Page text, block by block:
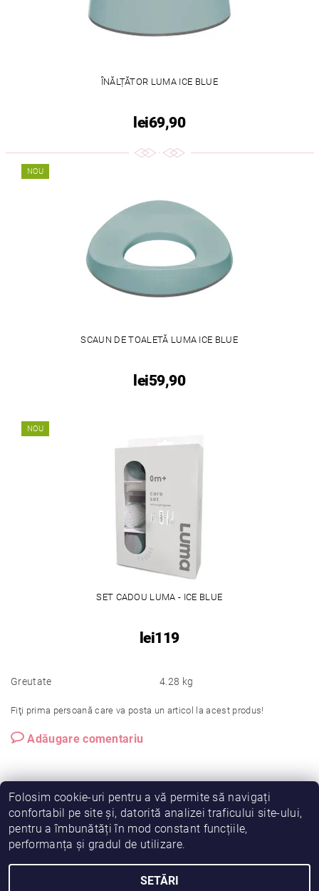
ÎNĂLȚĂTOR LUMA ICE BLUE
lei69,90
NOU
SCAUN DE TOALETĂ LUMA ICE BLUE
lei59,90
NOU
SET CADOU LUMA - ICE BLUE
lei119
Greutate 4.28 kg
Fiţi prima persoană care va posta un articol la acest produs!
Adăugare comentariu
Vreau să fiu partener! Termeni și condiții
Prelucrarea datelor
Folosim cookie-uri pentru a vă permite să navigați
confortabil pe site și, datorită analizei traficului site-ului,
pentru a îmbunătăți în mod constant funcțiile,
performanța și gradul de utilizare.
SETĂRI